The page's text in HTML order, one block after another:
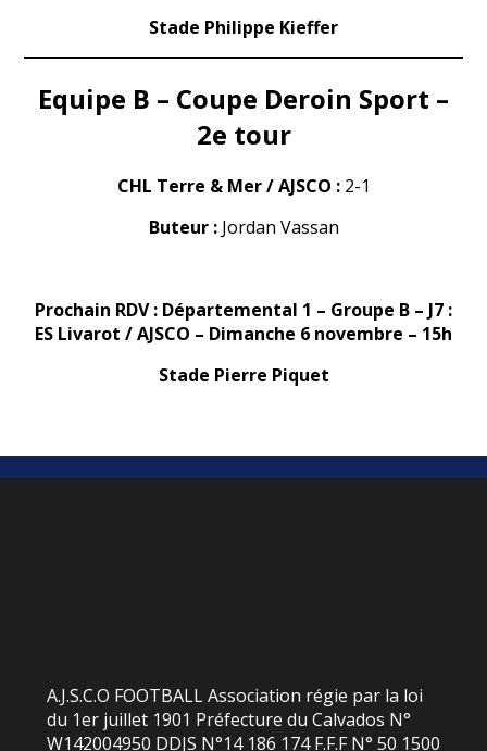
Stade Philippe Kieffer
Equipe B – Coupe Deroin Sport –
2e tour
CHL Terre & Mer / AJSCO :2-1
Buteur : Jordan Vassan
Prochain RDV : Départemental 1 – Groupe B – J7 :
ES Livarot / AJSCO – Dimanche 6 novembre – 15h
Stade Pierre Piquet
A.J.S.C.O FOOTBALL Association régie par la loi
du 1er juillet 1901 Préfecture du Calvados N°
W142004950 DDJS N°14 186 174 F.F.F N° 50 1500